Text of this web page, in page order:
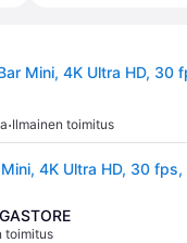
·Ilmainen toimitus
toimitus